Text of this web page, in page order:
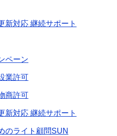
新対応 継続サポート
ペーン
業許可
商許可
新対応 継続サポート
のライト顧問SUN